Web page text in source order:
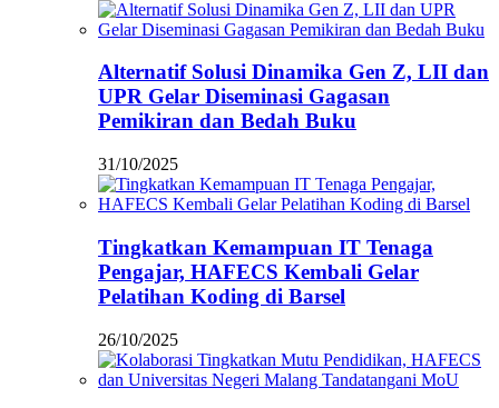
Alternatif Solusi Dinamika Gen Z, LII dan
UPR Gelar Diseminasi Gagasan
Pemikiran dan Bedah Buku
31/10/2025
Tingkatkan Kemampuan IT Tenaga
Pengajar, HAFECS Kembali Gelar
Pelatihan Koding di Barsel
26/10/2025